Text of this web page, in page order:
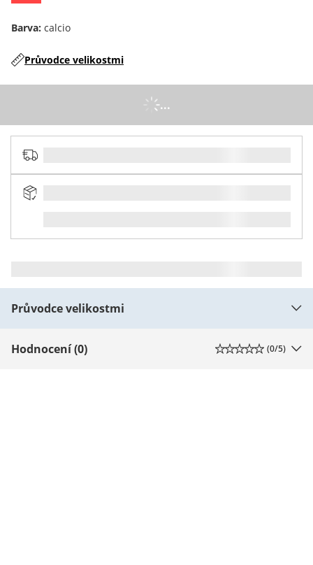
Barva: calcio
Průvodce velikostmi
...
Průvodce velikostmi
Hodnocení (0) (0/5)